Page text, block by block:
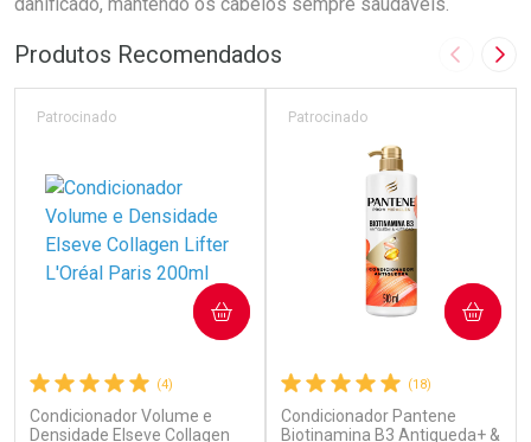
Produtos Recomendados Imagem
(4)
Condicionador Volume e
Densidade Elseve Collagen
Patrocinado
COMPRAR
(18)
Condicionador Pantene
Biotinamina B3 Antiqueda+ &
Patrocinado
COMPRAR